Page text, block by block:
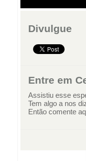
Divulgue
Entre em
Assistiu esse
Tem algo a nos
Então comente